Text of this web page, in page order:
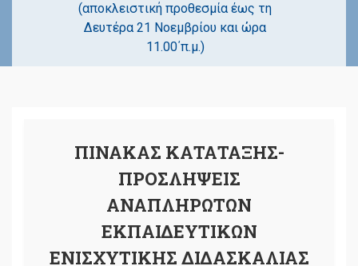
(αποκλειστική προθεσμία έως τη
Δευτέρα 21 Νοεμβρίου και ώρα
11.00΄π.μ.)
ΠΙΝΑΚΑΣ ΚΑΤΑΤΑΞΗΣ-
ΠΡΟΣΛΗΨΕΙΣ
ΑΝΑΠΛΗΡΩΤΩΝ
ΕΚΠΑΙΔΕΥΤΙΚΩΝ
ΕΝΙΣΧΥΤΙΚΗΣ ΔΙΔΑΣΚΑΛΙΑΣ